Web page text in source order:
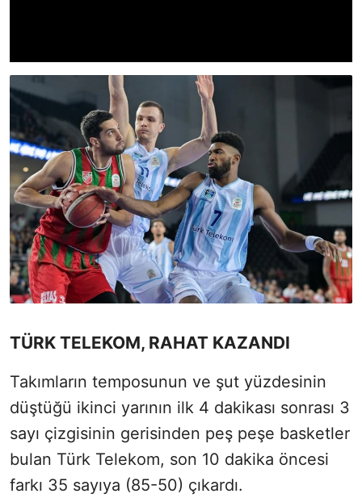
TÜRK TELEKOM, RAHAT KAZANDI
Takımların temposunun ve şut yüzdesinin
düştüğü ikinci yarının ilk 4 dakikası sonrası 3
sayı çizgisinin gerisinden peş peşe basketler
bulan Türk Telekom, son 10 dakika öncesi
farkı 35 sayıya (85-50) çıkardı.